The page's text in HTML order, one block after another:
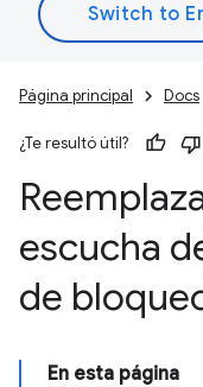
Página principal Docs
¿Te resultó útil?
escucha
de
En esta página